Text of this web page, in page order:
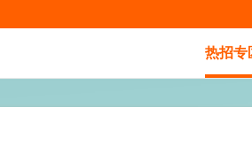
热招专